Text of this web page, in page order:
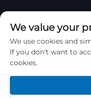
Müəllif
Bridge
Gizlilik
Yuxarı çək
We value your
We use cookies and
If you don't want to
cookies.